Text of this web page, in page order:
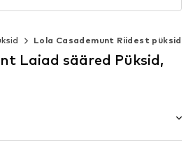
Lola Casademunt Riidest püksid
Laiad sääred Püksid,